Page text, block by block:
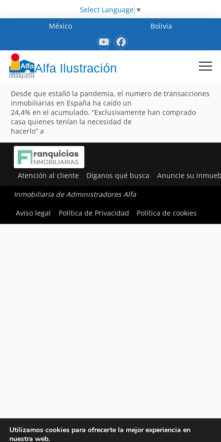
Select Language ▼
México
Bolivia
Alfa Ilustración
Desde que estalló la pandemia, el numero de transacciones
inmobiliarias en España ha caído un
24,4% en el acumulado. “Exclusivamente han comprado
casa quienes tenían la necesidad de
hacerlo” a
Atención al cliente Díganos qué busca Anuncie su
Inmobiliaria de Administradores Alfa
Aviso legal
Política de Privacidad Política de cookies
Utilizamos cookies para ofrecerte la mejor experiencia en
nuestra web.